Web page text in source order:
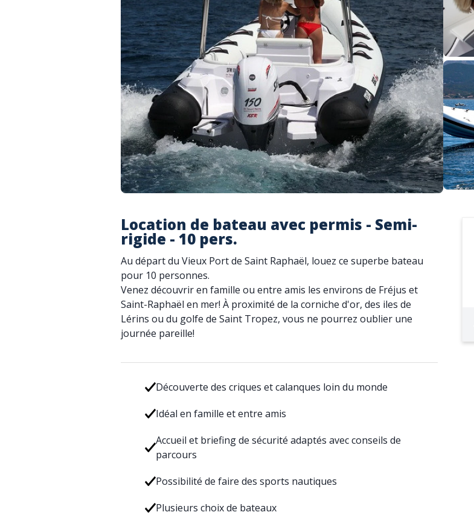
Location de bateau avec permis - Semi-
rigide - 10 pers.
Au départ du Vieux Port de Saint Raphaël, louez ce superbe bateau
pour 10 personnes.
Venez découvrir en famille ou entre amis les environs de Fréjus et
Saint-Raphaël en mer! À proximité de la corniche d'or, des iles de
Lérins ou du golfe de Saint Tropez, vous ne pourrez oublier une
journée pareille!
Découverte des criques et calanques loin du monde
Idéal en famille et entre amis
Accueil et briefing de sécurité adaptés avec conseils de
parcours
Possibilité de faire des sports nautiques
Plusieurs choix de bateaux